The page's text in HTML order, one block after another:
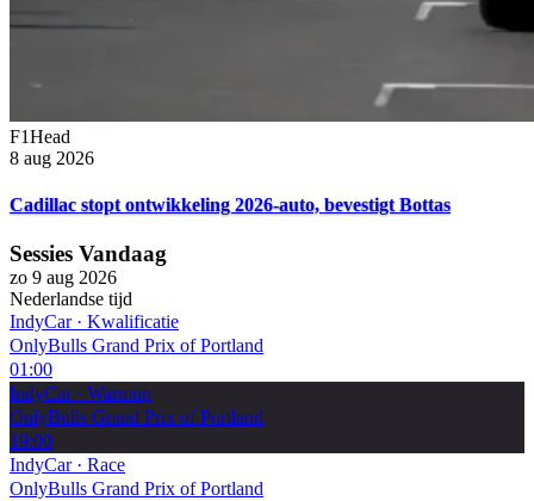
F1Head
8 aug 2026
Cadillac stopt ontwikkeling 2026-auto, bevestigt Bottas
Sessies Vandaag
zo 9 aug 2026
Nederlandse tijd
IndyCar· Kwalificatie
OnlyBulls Grand Prix of Portland
01:00
IndyCar· Warmup
OnlyBulls Grand Prix of Portland
19:00
IndyCar· Race
OnlyBulls Grand Prix of Portland